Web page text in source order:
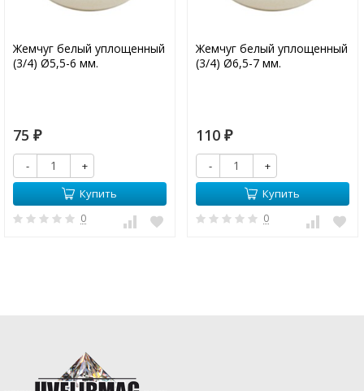
Жемчуг белый уплощенный
(3/4) Ø5,5-6 мм.
75 ₽
-
+
Купить
0
Жемчуг белый уплощенный
(3/4) Ø6,5-7 мм.
110 ₽
-
+
Купить
0